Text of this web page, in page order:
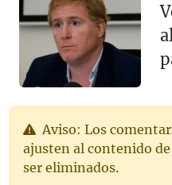
Aviso: Los
ajusten al contenido
ser eliminados.